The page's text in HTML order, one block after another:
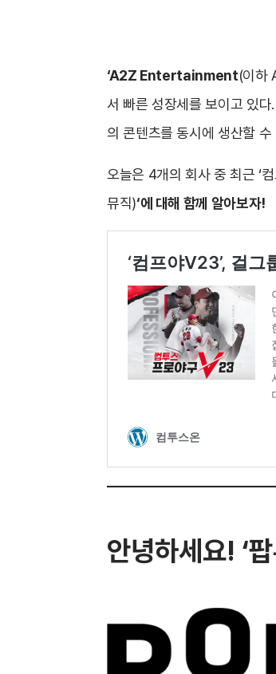
‘A2Z Entertainment(이하
서 빠른 성장세를 보이고 있
의 콘텐츠를 동시에 생산할 수
오늘은 4개의 회사 중 최근 ‘
뮤직)‘에 대해 함께 알아보자!
안녕하세요! ‘